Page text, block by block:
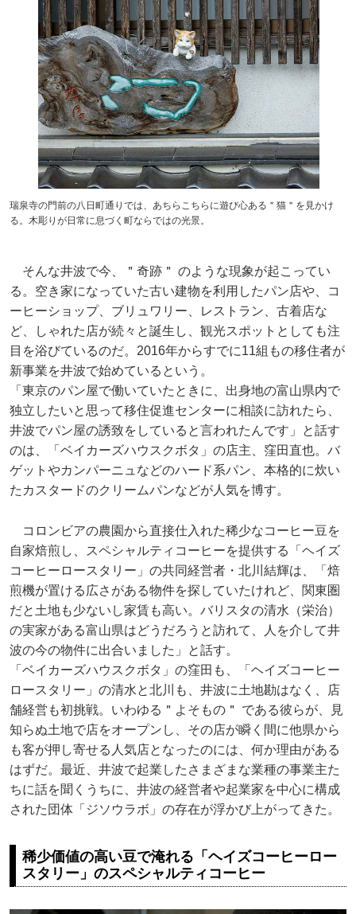
瑞泉寺の門前の八日町通りでは、あちらこちらに遊び心ある＂猫＂を見かけ
る。木彫りが日常に息づく町ならではの光景。
そんな井波で今、＂奇跡＂ のような現象が起こってい
る。空き家になっていた古い建物を利用したパン店や、コ
ーヒーショップ、ブリュワリー、レストラン、古着店な
ど、しゃれた店が続々と誕生し、観光スポットとしても注
目を浴びているのだ。2016年からすでに11組もの移住者が
新事業を井波で始めているという。
「東京のパン屋で働いていたときに、出身地の富山県内で
独立したいと思って移住促進センターに相談に訪れたら、
井波でパン屋の誘致をしていると言われたんです」と話す
のは、「ベイカーズハウスクボタ」の店主、窪田直也。バ
ゲットやカンパーニュなどのハード系パン、本格的に炊い
たカスタードのクリームパンなどが人気を博す。
コロンビアの農園から直接仕入れた稀少なコーヒー豆を
自家焙煎し、スペシャルティコーヒーを提供する「ヘイズ
コーヒーロースタリー」の共同経営者・北川結輝は、「焙
煎機が置ける広さがある物件を探していたけれど、関東圏
だと土地も少ないし家賃も高い。バリスタの清水（栄治）
の実家がある富山県はどうだろうと訪れて、人を介して井
波の今の物件に出合いました」と話す。
「ベイカーズハウスクボタ」の窪田も、「ヘイズコーヒー
ロースタリー」の清水と北川も、井波に土地勘はなく、店
舗経営も初挑戦。いわゆる＂よそもの＂ である彼らが、見
知らぬ土地で店をオープンし、その店が瞬く間に他県から
も客が押し寄せる人気店となったのには、何か理由がある
はずだ。最近、井波で起業したさまざまな業種の事業主た
ちに話を聞くうちに、井波の経営者や起業家を中心に構成
された団体「ジソウラボ」の存在が浮かび上がってきた。
稀少価値の高い豆で淹れる「ヘイズコーヒーロー
スタリー」のスペシャルティコーヒー